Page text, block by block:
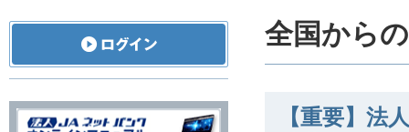
全国から
【重要】法